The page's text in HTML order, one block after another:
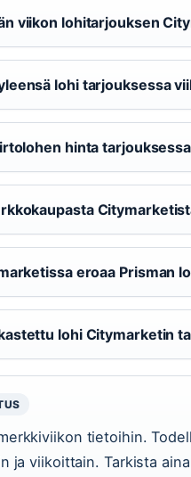
viikon lohitarjouksen
lohi tarjouksessa
hinta
eroaa Prisman
lohi Citymarketin
tietoihin.
ja viikoittain. Tarkista